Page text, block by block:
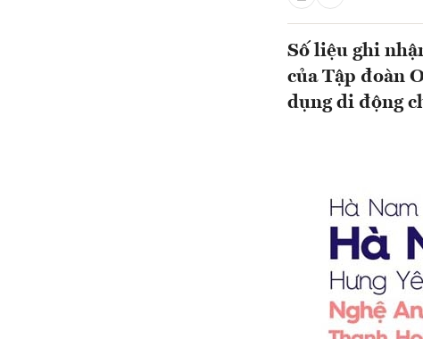
Số liệu ghi
của Tập đoàn
dụng di động